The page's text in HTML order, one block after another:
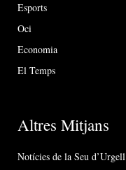
Esports
Oci
Economia
El Temps
Altres Mitjans
Notícies de la Seu d’Urgell